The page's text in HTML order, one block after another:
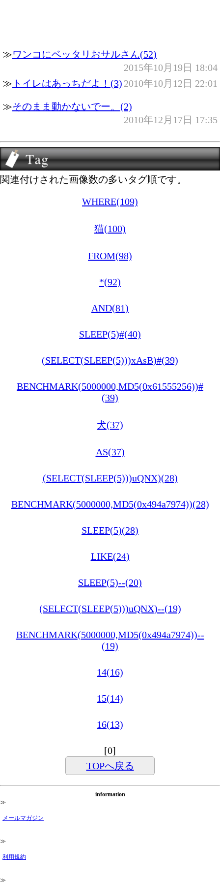
≫ワンコにベッタリおサルさん(52)
2015年10月19日 18:04
≫ トイレはあっちだよ！(3) 2010年10月12日 22:01
≫そのまま動かないでー。(2)
2010年12月17日 17:35
関連付けされた画像数の多いタグ順です。
WHERE(109)
猫(100)
FROM(98)
*(92)
AND(81)
SLEEP(5)#(40)
(SELECT(SLEEP(5)))xAsB)#(39)
BENCHMARK(5000000,MD5(0x61555256))#
(39)
犬(37)
AS(37)
(SELECT(SLEEP(5)))uQNX)(28)
BENCHMARK(5000000,MD5(0x494a7974))(28)
SLEEP(5)(28)
LIKE(24)
SLEEP(5)--(20)
(SELECT(SLEEP(5)))uQNX)--(19)
BENCHMARK(5000000,MD5(0x494a7974))--
(19)
14(16)
15(14)
16(13)
[0]
TOPへ戻る
information
≫
メールマガジン
≫
利用規約
≫